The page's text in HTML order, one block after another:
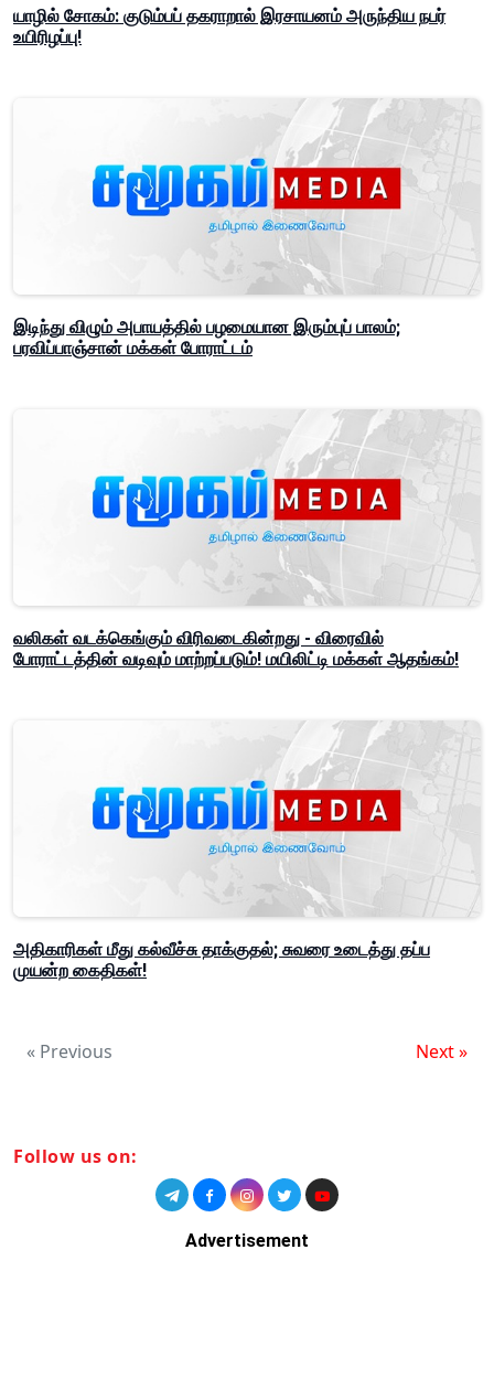
யாழில் சோகம்: குடும்பப் தகராறால் இரசாயனம் அருந்திய நபர்
உயிரிழப்பு!
இடிந்து விழும் அபாயத்தில் பழமையான இரும்புப் பாலம்;
பரவிப்பாஞ்சான் மக்கள் போராட்டம்
வலிகள் வடக்கெங்கும் விரிவடைகின்றது - விரைவில்
போராட்டத்தின் வடிவும் மாற்றப்படும்! மயிலிட்டி மக்கள் ஆதங்கம்!
அதிகாரிகள் மீது கல்வீச்சு தாக்குதல்; சுவரை உடைத்து தப்ப
முயன்ற கைதிகள்!
« Previous Next »
Follow us on:
Advertisement